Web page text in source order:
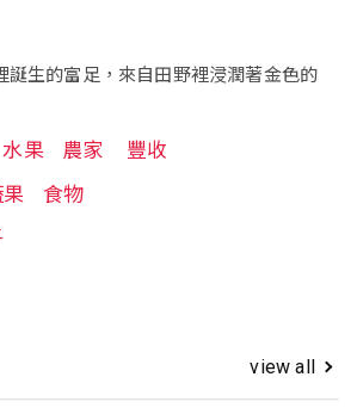
誕生的富足，來自田野裡浸潤著金色的
水果 農家 豐收
食物
view all